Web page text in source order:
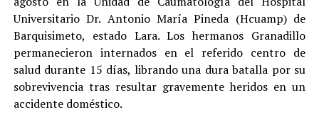
Universitario Dr. Antonio María Pineda (Hcuamp) de
Barquisimeto, estado Lara. Los hermanos Granadillo
permanecieron internados en el referido centro de
salud durante 15 días, librando una dura batalla por su
sobrevivencia tras resultar gravemente heridos en un
accidente doméstico.